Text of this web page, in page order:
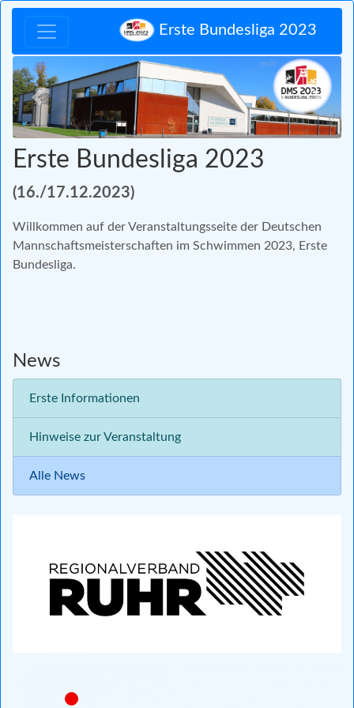
Erste Bundesliga 2023
Zurück Vor
Erste Bundesliga 2023
(16./17.12.2023)
Willkommen auf der Veranstaltungsseite der Deutschen
Mannschaftsmeisterschaften im Schwimmen 2023, Erste
Bundesliga.
News
Erste Informationen
Hinweise zur Veranstaltung
Alle News